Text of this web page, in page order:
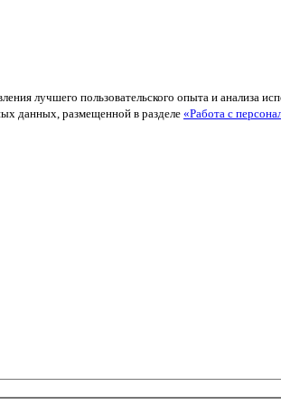
лучшего пользовательского опыта и анализа
данных, размещенной в разделе «Работа с